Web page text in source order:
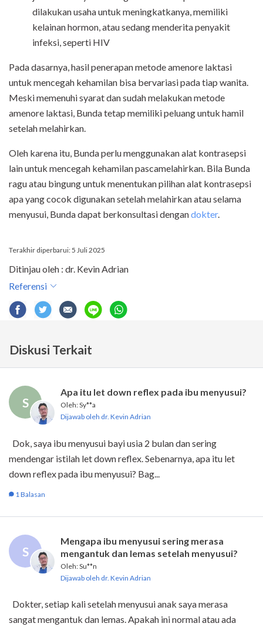
dilakukan usaha untuk meningkatkanya, memiliki
kelainan hormon, atau sedang menderita penyakit
infeksi, seperti HIV
Pada dasarnya, hasil penerapan metode amenore laktasi
untuk mencegah kehamilan bisa bervariasi pada tiap wanita.
Meski memenuhi syarat dan sudah melakukan metode
amenore laktasi, Bunda tetap memiliki peluang untuk hamil
setelah melahirkan.
Oleh karena itu, Bunda perlu menggunakan alat kontrasepsi
lain untuk mencegah kehamilan pascamelahirkan. Bila Bunda
ragu atau bingung untuk menentukan pilihan alat kontrasepsi
apa yang cocok digunakan setelah melahirkan atau selama
menyusui, Bunda dapat berkonsultasi dengandokter.
Terakhir diperbarui: 5 Juli 2025